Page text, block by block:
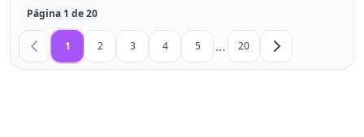
Página 1 de 20
1 2 3 4 5 … 20